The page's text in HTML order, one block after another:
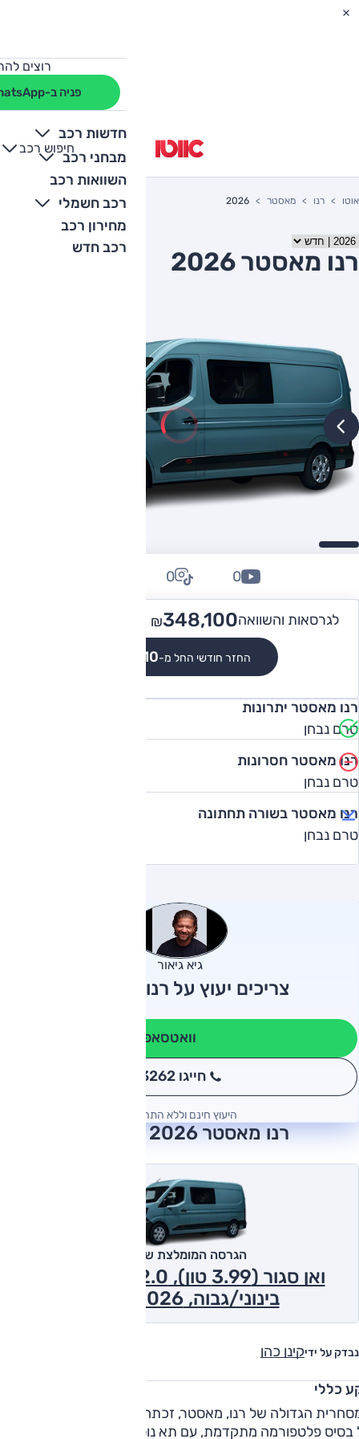
רוצים
פניה ב-WhatsApp
חדשות רכב
מבחני רכב
השוואות רכב
רכב חשמלי
מחירון רכב
רכב חדש
חיפוש רכב
+
-
אוטו רנו מאסטר 2026
רנו מאסטר 2026
לגרסאות והשוואה ₪348,100 -
החזר חודשי החל מ-₪3,210
0
0
רנו מאסטר יתרונות
טרם נבחן
רנו מאסטר חסרונות
טרם נבחן
רנו מאסטר בשורה תחתונה
טרם נבחן
גיא גיאור
צריכים יעוץ על רנו מאסטר?
וואטסאפ
חייגו 3262
היעוץ חינם וללא התחייבות
רנו מאסטר 2026 חוות דעת
נבדק על ידיקינן כהן
הגרסה המומלצת של אוטו
בינוני/גבוה, L2H2 2026
כללי
בסיס פלטפורמה מתקדמת, עם תא נוסעים מודרני ומנועי דיזל,